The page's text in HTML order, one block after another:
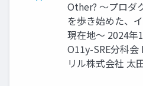
Other? ～プロダ
を歩き始めた、
現在地～ 2024年
O11y-SRE分科
リル株式会社 太